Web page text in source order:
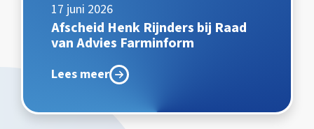
17 juni 2026
Afscheid Henk Rijnders bij Raad
van Advies Farminform
Lees meer